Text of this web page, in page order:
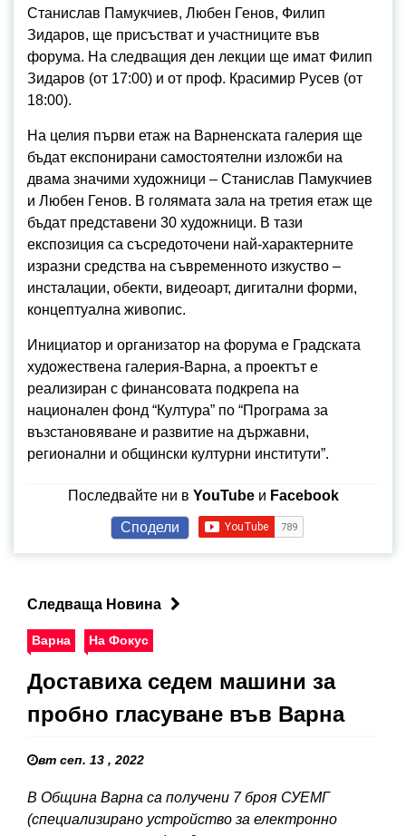
Станислав Памукчиев, Любен Генов, Филип
Зидаров, ще присъстват и участниците във
форума. На следващия ден лекции ще имат Филип
Зидаров (от 17:00) и от проф. Красимир Русев (от
18:00).
На целия първи етаж на Варненската галерия ще
бъдат експонирани самостоятелни изложби на
двама значими художници – Станислав Памукчиев
и Любен Генов. В голямата зала на третия етаж ще
бъдат представени 30 художници. В тази
експозиция са съсредоточени най-характерните
изразни средства на съвременното изкуство –
инсталации, обекти, видеоарт, дигитални форми,
концептуална живопис.
Инициатор и организатор на форума е Градската
художествена галерия-Варна, а проектът е
реализиран с финансовата подкрепа на
национален фонд “Култура” по “Програма за
възстановяване и развитие на държавни,
регионални и общински културни институти”.
Последвайте ни в YouTubeи Facebook
Сподели
Следваща Новина
Варна На Фокус
Доставиха седем машини за
пробно гласуване във Варна
вт сеп. 13 , 2022
В Община Варна са получени 7 броя СУЕМГ
(специализирано устройство за електронно